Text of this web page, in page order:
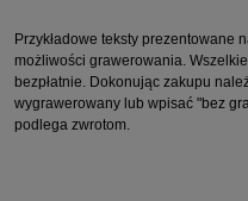
Przykładowe teksty prezentowane
możliwości grawerowania.
bezpłatnie. Dokonując zakupu
wygrawerowany lub wpisać "bez
podlega zwrotom.